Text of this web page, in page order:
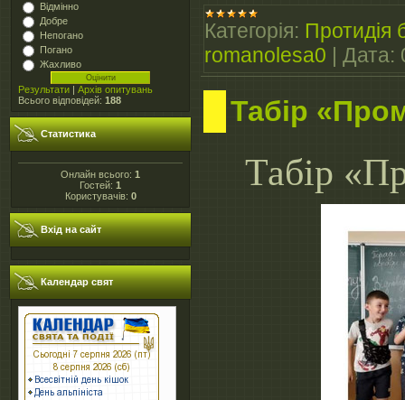
Відмінно
Добре
Непогано
Погано
Жахливо
Результати | Архів опитувань
Всього відповідей: 188
Статистика
Онлайн всього: 1
Гостей: 1
Користувачів: 0
Вхід на сайт
Календар свят
Категорія: Протидія
romanolesa0 | Дата:
Табір
Табір